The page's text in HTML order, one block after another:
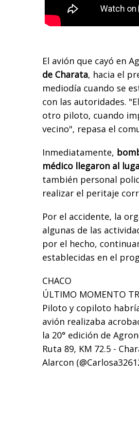
El avión que cayó en
de Charata, hacia el
mediodía cuando se
con las autoridades.
otro piloto, cuando
vecino", repasa el
Inmediatamente,
médico llegaron al
también personal
realizar el peritaje
Por el accidente, la
algunas de las
por el hecho,
establecidas en el
CHACO
ÚLTIMO MOMENTO
Piloto y copiloto
avión realizaba
la 20° edición de
Ruta 89, KM 72.5 -
Alarcon